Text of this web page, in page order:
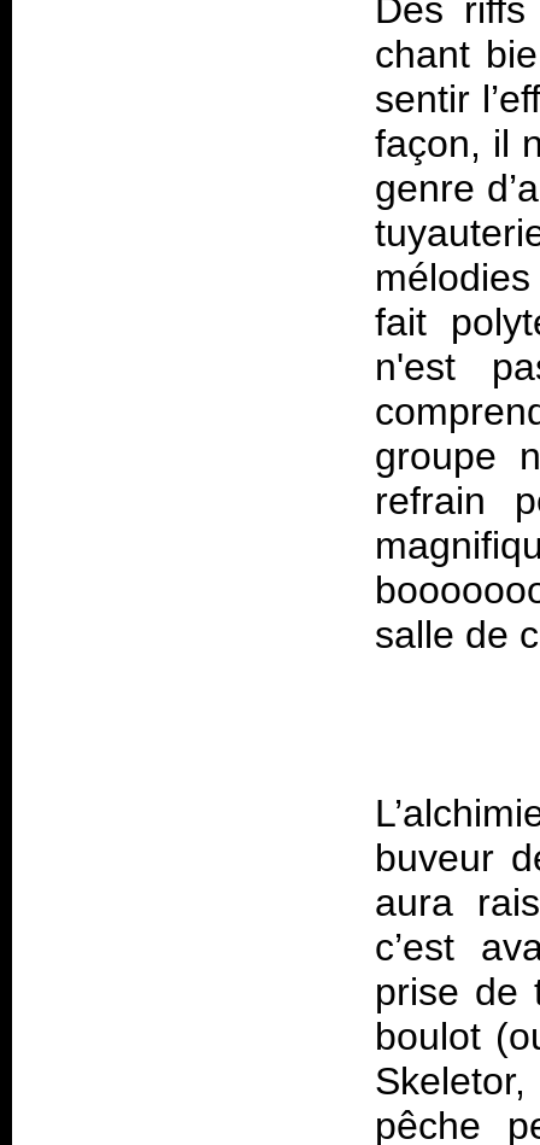
Des
chant
sentir
façon, il
genre
fait
n'est
groupe
refrain
buveur
aura
c’est
prise de
boulot
pêche